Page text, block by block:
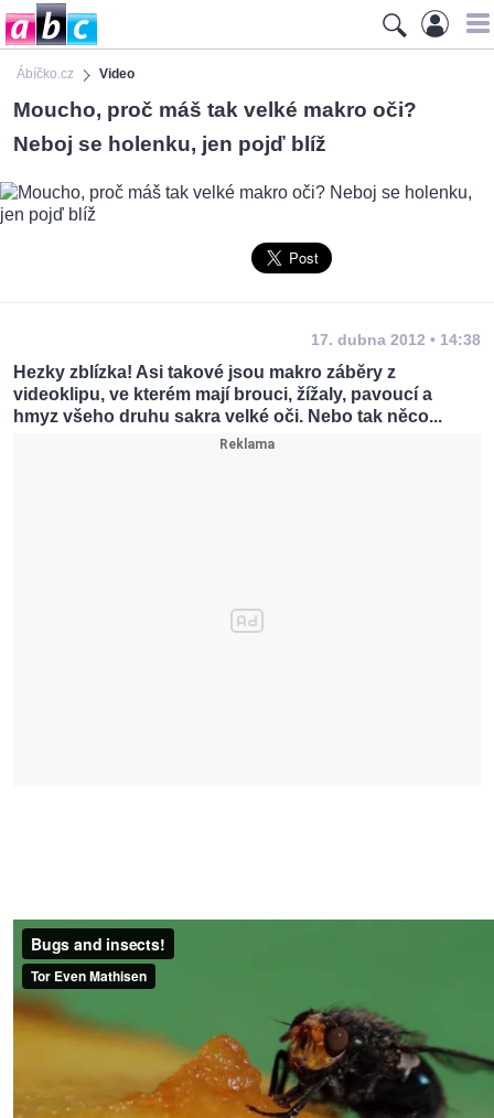
Ábíčko.cz Video
Moucho, proč máš tak velké makro oči?
Neboj se holenku, jen pojď blíž
17. dubna 2012 • 14:38
Hezky zblízka! Asi takové jsou makro záběry z
videoklipu, ve kterém mají brouci, žížaly, pavoucí a
hmyz všeho druhu sakra velké oči. Nebo tak něco...